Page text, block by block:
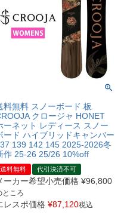
料無料 スノーボード 板
クロージャ HONET
ーネット レディース スノー
ード ハイブリッドキャンバー
139 142 145 2025-2026冬
作 25-26 25/26 10%off
送料無料 代引決済不可
ーカー希望小売価格 ¥96,800
ところ
レスポ価格 ¥87,120税込